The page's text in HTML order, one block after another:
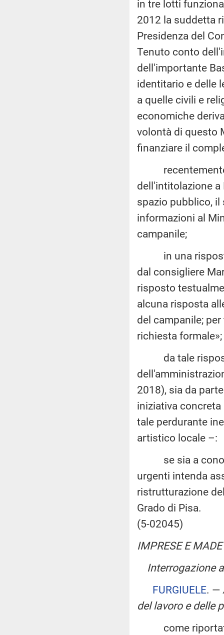
in tre lotti
2012 la suddetta
Presidenza del
Tenuto conto
dell'importante
identitario e delle
a quelle civili e
economiche
volontà di questo
finanziare il
recentemente,
dell'intitolazione a
spazio pubblico, il
informazioni al
campanile;
in una risposta
dal consigliere
risposto
alcuna risposta
del campanile;
richiesta formale»;
da tale risposta
2018), sia da
iniziativa
tale perdurante
artistico locale –:
se sia a
urgenti intenda
ristrutturazione
Grado di Pisa.
(5-02045)
IMPRESE E
Interrogazione
FURGIUELE. —
del lavoro e delle
come riportato